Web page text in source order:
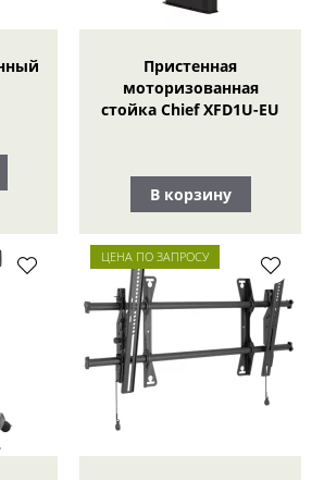
Пристенная
моторизованная
стойка Chief XFD1U-EU
В корзину
ЦЕНА ПО ЗАПРОСУ